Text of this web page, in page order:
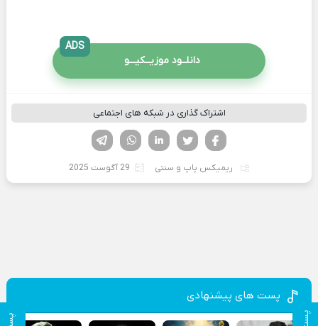
دانلــود موزیــکیـــو
ADS
اشتراک گذاری در شبکه های اجتماعی
لینکدین تویتر
فیسوک
ریمیکس پاپ و سنتی 29 آگوست 2025
پست های پیشنهادی